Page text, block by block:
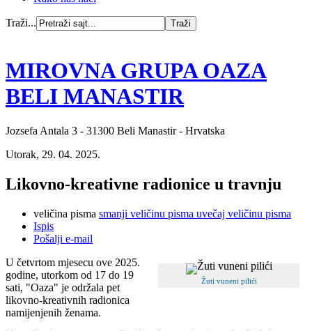
Traži...
MIROVNA GRUPA OAZA
BELI MANASTIR
Jozsefa Antala 3 - 31300 Beli Manastir - Hrvatska
Utorak, 29. 04. 2025.
Likovno-kreativne radionice u travnju
veličina pisma smanji veličinu pisma uvečaj veličinu pisma
Ispis
Pošalji e-mail
Žuti vuneni pilići
U četvrtom mjesecu ove 2025.
godine, utorkom od 17 do 19
sati, "Oaza" je održala pet
likovno-kreativnih radionica
namijenjenih ženama.